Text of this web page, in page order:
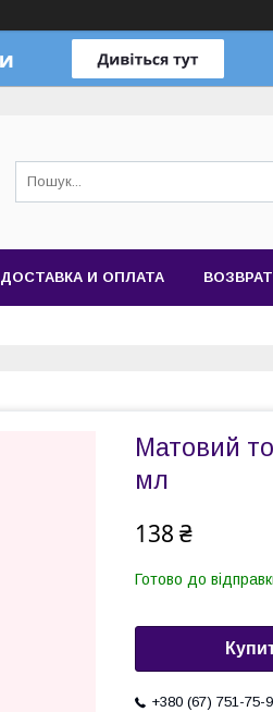
ДОСТАВКА И ОПЛАТА
Матовий
мл
138 ₴
Готово до
+380 (67) 751-75-